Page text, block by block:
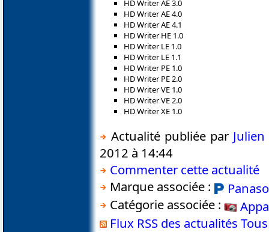
HD Writer AE 3.0
HD Writer AE 4.0
HD Writer AE 4.1
HD Writer HE 1.0
HD Writer LE 1.0
HD Writer LE 1.1
HD Writer PE 1.0
HD Writer PE 2.0
HD Writer VE 1.0
HD Writer VE 2.0
HD Writer XE 1.0
Actualité publiée par
2012 à 14:44
Commenter cette actualité
Marque associée :
Catégorie associée :
Flux RSS des actualités